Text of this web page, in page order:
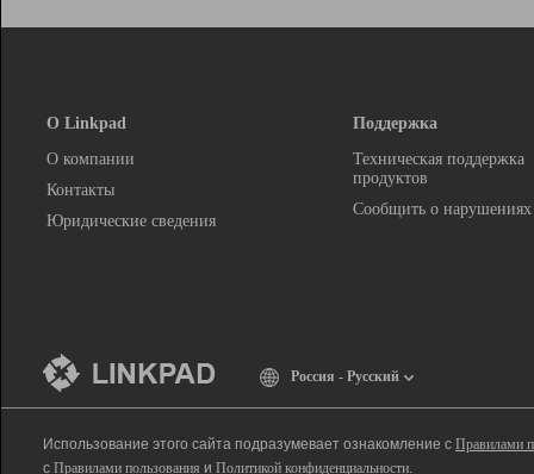
О Linkpad
О компании
Контакты
Юридические сведения
Поддержка
Техническая поддержка
продуктов
Сообщить о нарушениях
Россия - Русский
Использование этого сайта подразумевает ознакомление с Правилами
с Правилами пользования и Политикой конфиденциальности.